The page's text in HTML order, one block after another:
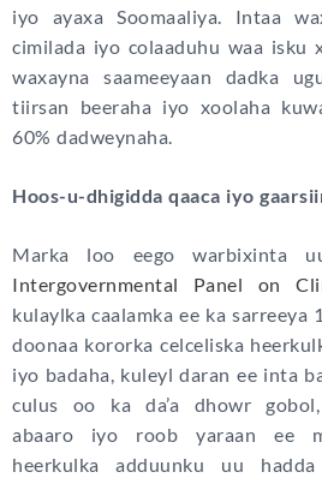
iyo ayaxa Soomaaliya. Intaa
cimilada iyo colaaduhu waa isku
waxayna saameeyaan dadka
tiirsan beeraha iyo xoolaha
60% dadweynaha.
Hoos-u-dhigidda qaaca iyo
Marka loo eego warbixinta
Intergovernmental Panel on
kulaylka caalamka ee ka sarreeya
doonaa kororka celceliska
iyo badaha, kuleyl daran ee inta
culus oo ka da’a dhowr
abaaro iyo roob yaraan ee
heerkulka adduunku uu